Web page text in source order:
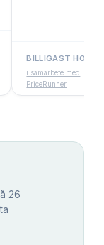
BILLIGAST HOS
i samarbete med
PriceRunner
26